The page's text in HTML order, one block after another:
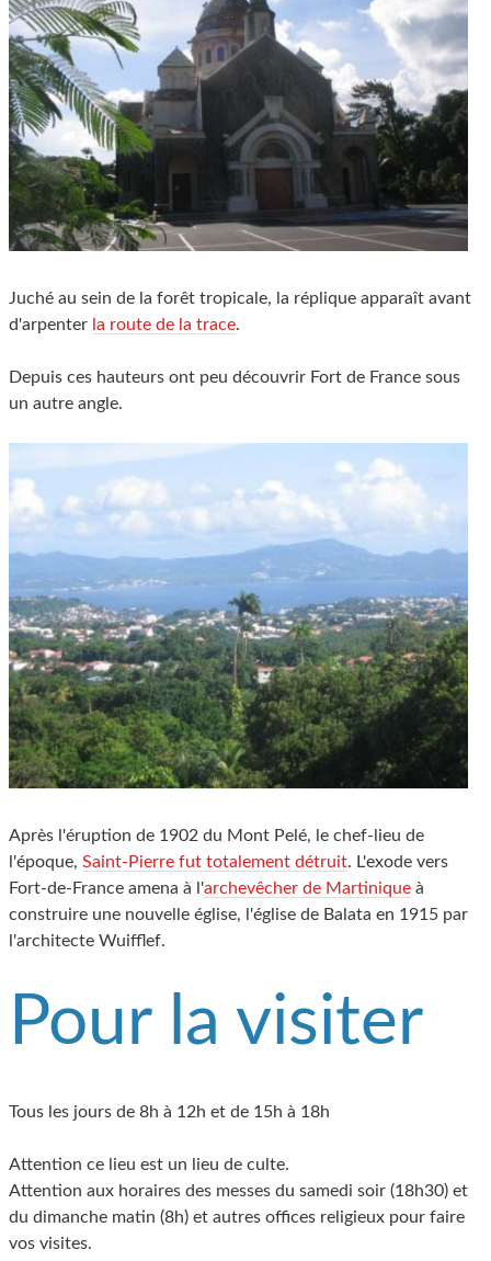
Juché au sein de la forêt tropicale, la réplique apparaît avant
d'arpenter la route de la trace.
Depuis ces hauteurs ont peu découvrir Fort de France sous
un autre angle.
Après l'éruption de 1902 du Mont Pelé, le chef-lieu de
l'époque, Saint-Pierre fut totalement détruit. L'exode vers
Fort-de-France amena à l'archevêcher de Martinique à
construire une nouvelle église, l'église de Balata en 1915 par
l'architecte Wuifflef.
Pour la visiter
Tous les jours de 8h à 12h et de 15h à 18h
Attention ce lieu est un lieu de culte.
Attention aux horaires des messes du samedi soir (18h30) et
du dimanche matin (8h) et autres offices religieux pour faire
vos visites.